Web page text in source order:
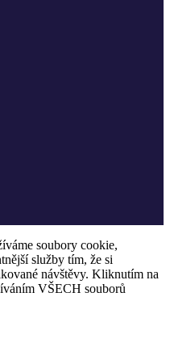
soubory cookie,
služby tím, že si
návštěvy. Kliknutím na
VŠECH souborů